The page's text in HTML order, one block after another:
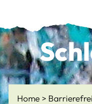
Home